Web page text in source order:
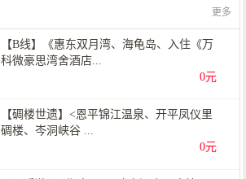
更多
【B线】《惠东双月湾、海龟岛、入住《万
科微豪思湾舍酒店...
0元
【碉楼世遗】<恩平锦江温泉、开平凤仪里
碉楼、岑洞峡谷 ...
0元